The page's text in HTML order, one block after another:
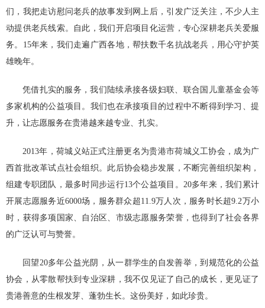
们，我把走访慰问老兵的故事发到网上后，引发广泛关注，不少人主
动提供老兵线索。自此，我们开启项目化运营，专心深耕老兵关爱服
务。15年来，我们走遍广西各地，帮扶数千名抗战老兵，用心守护英
雄晚年。
凭借扎实的服务，我们陆续承接各级妇联、联合国儿童基金会等
多家机构的公益项目。我们也在承接项目的过程中不断得到学习、提
升，让志愿服务在贵港越来越专业、扎实。
2013年，荷城义站正式注册更名为贵港市荷城义工协会，成为广
西首批改革试点社会组织。此后协会稳步发展，不断完善组织架构，
组建专职团队，最多时同步运行13个公益项目。20多年来，我们累计
开展志愿服务近6000场，服务群众超11.9万人次，服务时长超9.2万小
时，获得多项国家、自治区、市级志愿服务荣誉，也得到了社会各界
的广泛认可与赞誉。
回望20多年公益光阴，从一群学生的自发善举，到规范化的公益
协会，从零散帮扶到专业深耕，我不仅见证了自己的成长，更见证了
贵港善意的生根发芽、蓬勃生长。这份美好，如此珍贵。